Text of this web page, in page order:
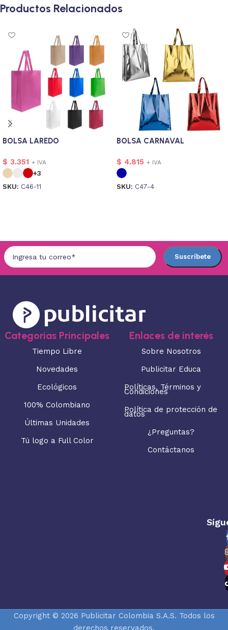
Productos Relacionados
BOLSA LAREDO
$ 3.351 + IVA
+3
SKU: C46-11
BOLSA CARNAVAL
$ 4.815 + IVA
SKU: C47-4
Categorias Principales
Tiempo Libre
Novedades
Ecológicos
100% Colombiano
Últimas Unidades
Tú logo a Full Color
Enlaces de interés
Sobre Nosotros
Publicitar Educa
Políticas, Términos y
Condiciones
Política de protección de
datos
¿Preguntas?
Contáctanos
Copyright © 2026 Publicitar Colombia S.A.S. Todos los
derechos reservados.